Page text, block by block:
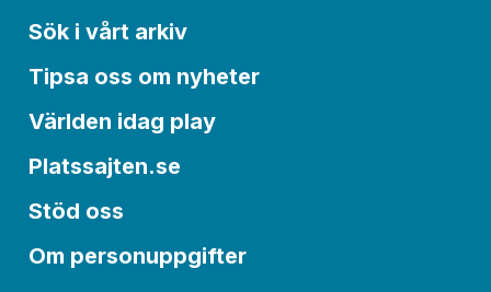
Sök i vårt arkiv
Tipsa oss om nyheter
Världen idag play
Platssajten.se
Stöd oss
Om personuppgifter